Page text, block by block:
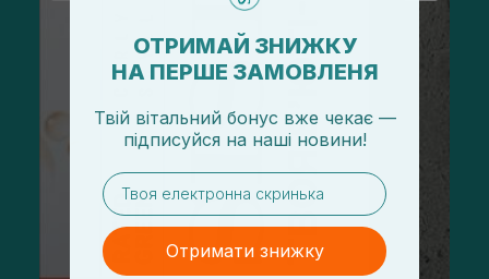
ОТРИМАЙ ЗНИЖКУ
НА ПЕРШЕ ЗАМОВЛЕНЯ
Твій вітальний бонус вже чекає —
підписуйся на наші новини!
email
Отримати знижку